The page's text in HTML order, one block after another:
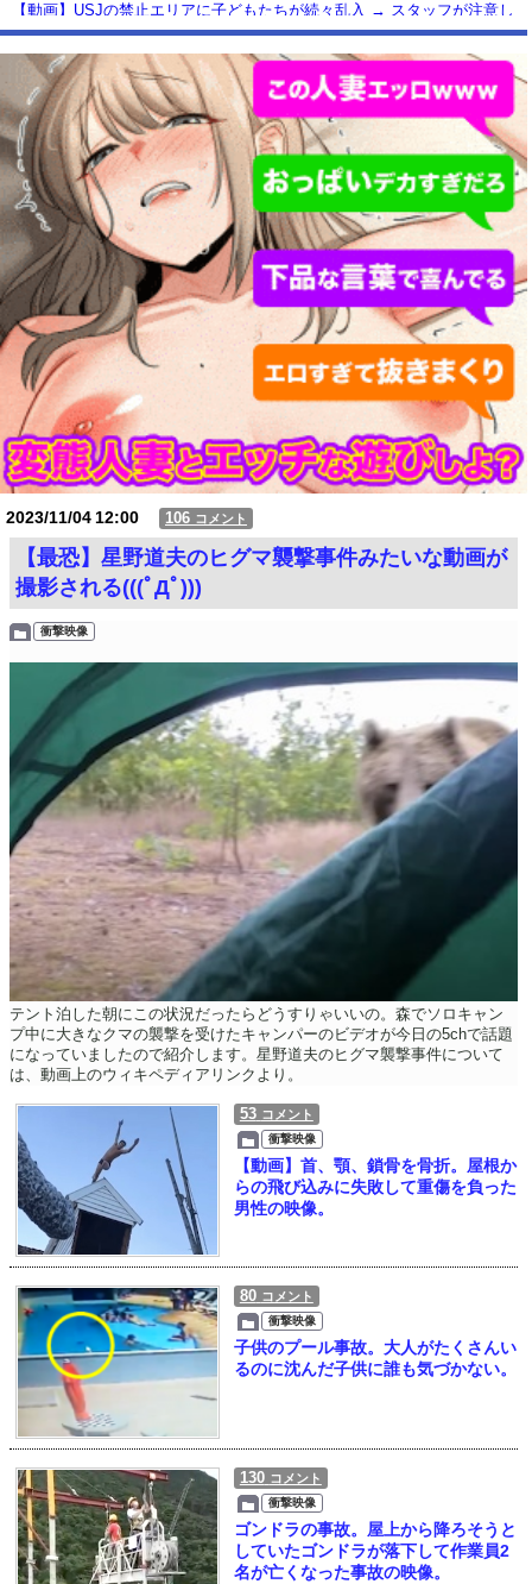
【動画】USJの禁止エリアに子どもたちが続々乱入 → スタッフが注意し
ても止まらない事態に
Powered by livedoor 相互RSS
2023/11/0412:00 106 コメント
【最恐】星野道夫のヒグマ襲撃事件みたいな動画が
撮影される(((ﾟДﾟ)))
衝撃映像
テント泊した朝にこの状況だったらどうすりゃいいの。森でソロキャン
プ中に大きなクマの襲撃を受けたキャンパーのビデオが今日の5chで話題
になっていましたので紹介します。星野道夫のヒグマ襲撃事件について
は、動画上のウィキペディアリンクより。
53 コメント
衝撃映像
【動画】首、顎、鎖骨を骨折。屋根か
らの飛び込みに失敗して重傷を負った
男性の映像。
80 コメント
衝撃映像
子供のプール事故。大人がたくさんい
るのに沈んだ子供に誰も気づかない。
130 コメント
衝撃映像
ゴンドラの事故。屋上から降ろそうと
していたゴンドラが落下して作業員2
名が亡くなった事故の映像。